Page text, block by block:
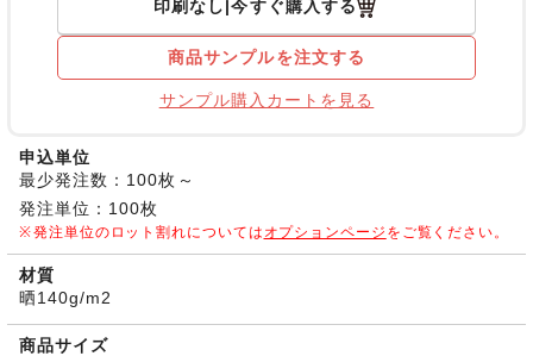
印刷なし 今すぐ購入する
商品サンプルを注文する
サンプル購入カートを見る
申込単位
最少発注数：100枚～
発注単位：100枚
発注単位のロット割れについては オプションページ をご覧ください。
材質
晒140g/m2
商品サイズ